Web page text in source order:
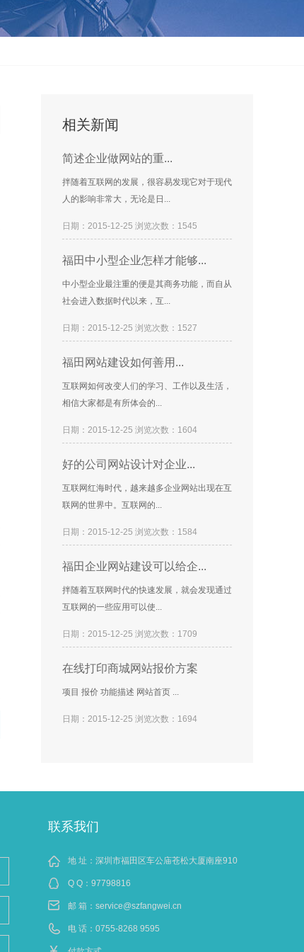
相关新闻
简述企业做网站的重...
拌随着互联网的发展，很容易发现它对于现代
人的影响非常大，无论是日...
日期：2015-12-25 浏览次数：1545
福田中小型企业怎样才能够...
中小型企业最注重的便是其商务功能，而自从
社会进入数据时代以来，互...
日期：2015-12-25 浏览次数：1527
福田网站建设如何善用...
互联网如何改变人们的学习、工作以及生活，
相信大家都是有所体会的...
日期：2015-12-25 浏览次数：1604
好的公司网站设计对企业...
互联网红海时代，越来越多企业网站出现在互
联网的世界中。互联网的...
日期：2015-12-25 浏览次数：1584
福田企业网站建设可以给企...
拌随着互联网时代的快速发展，就会发现通过
互联网的一些应用可以使...
日期：2015-12-25 浏览次数：1709
在线打印商城网站报价方案
项目 报价 功能描述 网站首页 ...
日期：2015-12-25 浏览次数：1694
联系我们
地 址：深圳市福田区车公庙苍松大厦南座910
Q Q： 97798816
邮 箱： service@szfangwei.cn
电 话：0755-8268 9595